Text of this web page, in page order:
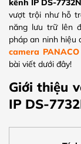
kênh IP DS-
vượt trội như hỗ
năng lưu trữ lên
pháp an ninh hiệu
camera PANACO
bài viết dưới đây!
Giới thiệu
IP DS-